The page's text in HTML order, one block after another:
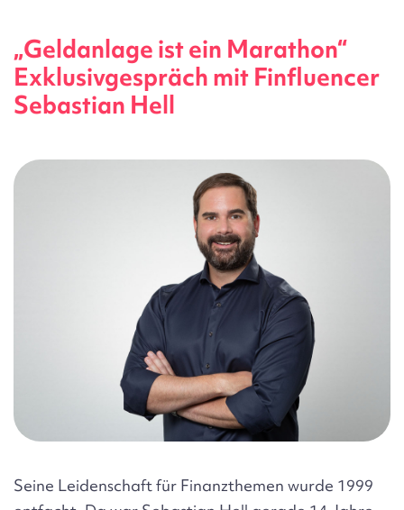
„Geldanlage ist ein Marathon“
Exklusivgespräch mit Finfluencer
Sebastian Hell
Seine Leidenschaft für Finanzthemen wurde 1999